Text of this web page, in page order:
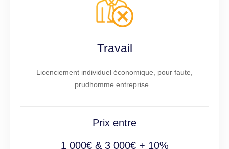
Travail
Licenciement individuel économique, pour faute,
prudhomme entreprise...
Prix entre
1 000€ & 3 000€ + 10%